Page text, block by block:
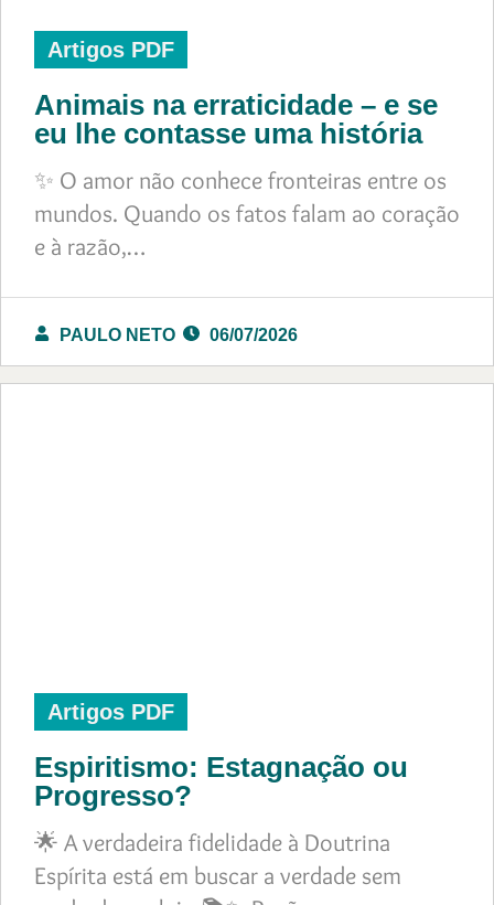
Artigos PDF
Animais na erraticidade – e se
eu lhe contasse uma história
✨ O amor não conhece fronteiras entre os
mundos. Quando os fatos falam ao coração
e à razão,…
PAULO NETO 06/07/2026
Artigos PDF
Espiritismo: Estagnação ou
Progresso?
🌟 A verdadeira fidelidade à Doutrina
Espírita está em buscar a verdade sem